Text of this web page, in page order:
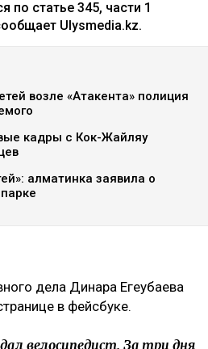
в соцсети
выезд из страны.
по статье 345, части 1